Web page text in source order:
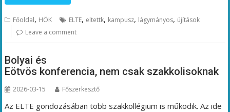
Főoldal, HÖK ELTE, eltettk, kampusz, lágymányos, újítások
Leave a comment
Bolyai és
Eötvös konferencia, nem csak szakkolisoknak
2026-03-15 Főszerkesztő
Az ELTE gondozásában több szakkollégium is működik. Az ide